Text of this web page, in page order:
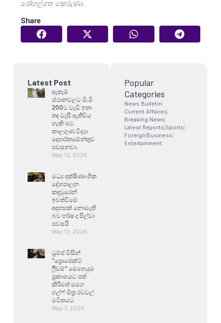
රෝහල්ගත කෙරුණා.
Share
Latest Post
ඇතැම්
ස්ථානවලට මි.මි
200ට වැඩි ඉතා
තද වැසි ඇතිවිය
හැකි බව
කාලගුණ විද්‍යා
දෙපාර්තමේන්තුව
පවසනවා.
May 13, 2026
මධ්‍ය දක්ෂිණාංශික
දේශපාලන
කඳවුරෙන්
ඉවත්වීමේ
අදහසක් නොමැති
බව හර්ෂ ද සිල්වා
පවසයි
May 13, 2026
ට්‍රම්ප් විසින්
“ප්‍රොජෙක්ට්
ෆ්‍රීඩම්” මෙහෙයුම
ප්‍රකාශයට පත්
කිරීමත් සමග
ගල්ෆ් මිත්‍ර රටවල්
මවිතයට
May 7, 2026
Popular
Categories
News Bulletin
Current Affaires
Breaking News
Latest Reports Sports
Foreign Business
Entertainment